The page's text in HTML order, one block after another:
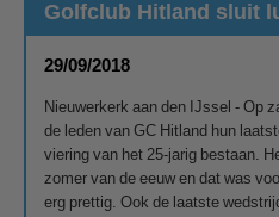
Golfclub Hitland sluit
29/09/2018
Nieuwerkerk aan den IJssel - Op
de leden van GC Hitland hun
viering van het 25-jarig bestaan.
zomer van de eeuw en dat was
erg prettig. Ook de laatste